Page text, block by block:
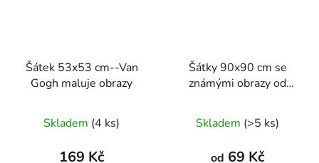
Šátek 53x53 cm--Van
Gogh maluje obrazy
Skladem (4 ks)
169 Kč
Šátky 90x90 cm se
známými obrazy od
Skladem (>5 ks)
od 69 Kč